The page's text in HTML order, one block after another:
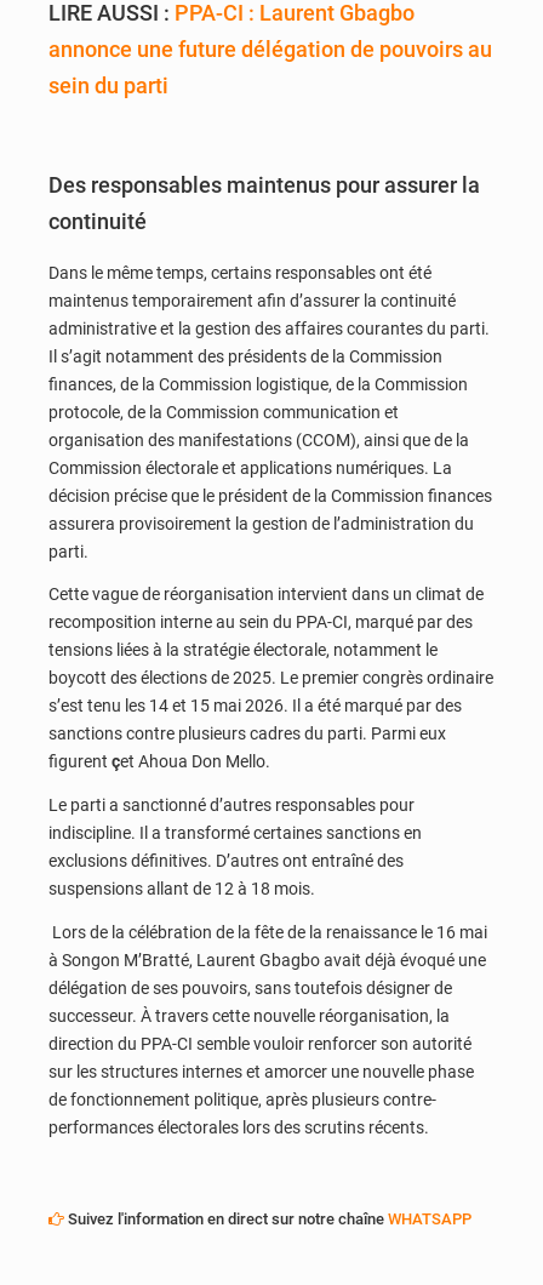
LIRE AUSSI : PPA-CI : Laurent Gbagbo
annonce une future délégation de pouvoirs au
sein du parti
Des responsables maintenus pour assurer la
continuité
Dans le même temps, certains responsables ont été
maintenus temporairement afin d’assurer la continuité
administrative et la gestion des affaires courantes du parti.
Il s’agit notamment des présidents de la Commission
finances, de la Commission logistique, de la Commission
protocole, de la Commission communication et
organisation des manifestations (CCOM), ainsi que de la
Commission électorale et applications numériques. La
décision précise que le président de la Commission finances
assurera provisoirement la gestion de l’administration du
parti.
Cette vague de réorganisation intervient dans un climat de
recomposition interne au sein du PPA-CI, marqué par des
tensions liées à la stratégie électorale, notamment le
boycott des élections de 2025. Le premier congrès ordinaire
s’est tenu les 14 et 15 mai 2026. Il a été marqué par des
sanctions contre plusieurs cadres du parti. Parmi eux
figurent çet Ahoua Don Mello.
Le parti a sanctionné d’autres responsables pour
indiscipline. Il a transformé certaines sanctions en
exclusions définitives. D’autres ont entraîné des
suspensions allant de 12 à 18 mois.
Lors de la célébration de la fête de la renaissance le 16 mai
à Songon M’Bratté, Laurent Gbagbo avait déjà évoqué une
délégation de ses pouvoirs, sans toutefois désigner de
successeur. À travers cette nouvelle réorganisation, la
direction du PPA-CI semble vouloir renforcer son autorité
sur les structures internes et amorcer une nouvelle phase
de fonctionnement politique, après plusieurs contre-
performances électorales lors des scrutins récents.
Suivez l'information en direct sur notre chaîne WHATSAPP